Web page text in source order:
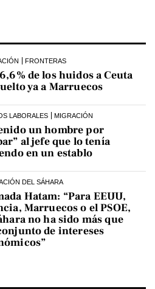
FRONTERAS
de los huidos a Ceuta
ya a Marruecos
LABORALES MIGRACIÓN
un hombre por
al jefe que lo tenía
en un establo
DEL SÁHARA
Hatam: “Para EEUU,
Marruecos o el PSOE,
no ha sido más que
de intereses